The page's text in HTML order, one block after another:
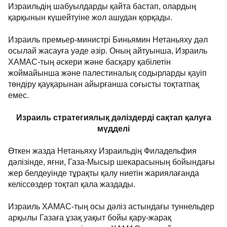
Израильдің шабуылдарды қайта бастап, олардың
қарқынын күшейтуіне жол ашудан қорқады.
Израиль премьер-министрі Биньямин Нетаньяху дәл
осылай жасауға уәде әзір. Оның айтуынша, Израиль
ХАМАС-тың әскери және басқару қабілетін
жоймайынша және палестиналық содырларды қауіп
төндіру қауқарынан айырғанша соғысты тоқтатпақ
емес.
Израиль стратегиялық дәліздерді сақтап қалуға
мүдделі
Өткен жазда Нетаньяху Израильдің Филадельфия
дәлізінде, яғни, Газа-Мысыр шекарасының бойындағы
жер белдеуінде тұрақты қалу ниетін жариялағанда
келіссөздер тоқтап қала жаздады.
Израиль ХАМАС-тың осы дәліз астындағы туннельдер
арқылы Газаға ұзақ уақыт бойы қару-жарақ